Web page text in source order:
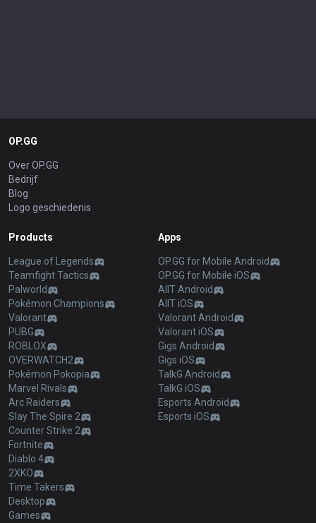
OP.GG
Over OP.GG
Bedrijf
Blog
Logo geschiedenis
Products
League of Legends
Teamfight Tactics
Palworld
Pokémon Champions
Valorant
PUBG
ROBLOX
OVERWATCH2
Pokémon Pokopia
Marvel Rivals
Arc Raiders
Slay The Spire 2
Counter Strike 2
Fortnite
Diablo 4
2XKO
Time Takers
Desktop
Games
Apps
OP.GG for Mobile Android
OP.GG for Mobile iOS
AllT Android
AllT iOS
Valorant Android
Valorant iOS
Gigs Android
Gigs iOS
TalkG Android
TalkG iOS
Esports Android
Esports iOS